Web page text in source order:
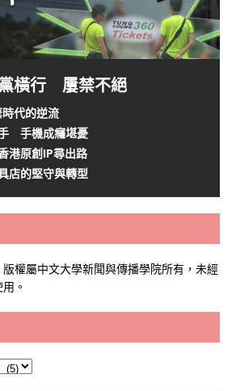
橫行 屢禁不絕
代的逆流
手機成癮堪憂
港原創IP尋出路
店的堅守與轉型
權屬中文大學新聞與傳播學院所有，未經
。